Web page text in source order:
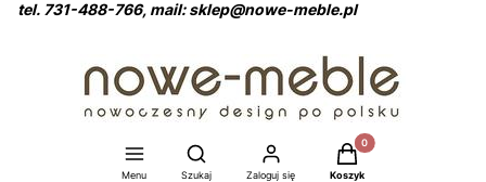
tel. 731-488-766, mail: sklep@nowe-meble.pl
Menu
Otwórz wyszukiwarkę
Szukaj Zaloguj się
Produkty w koszyku:
Koszyk